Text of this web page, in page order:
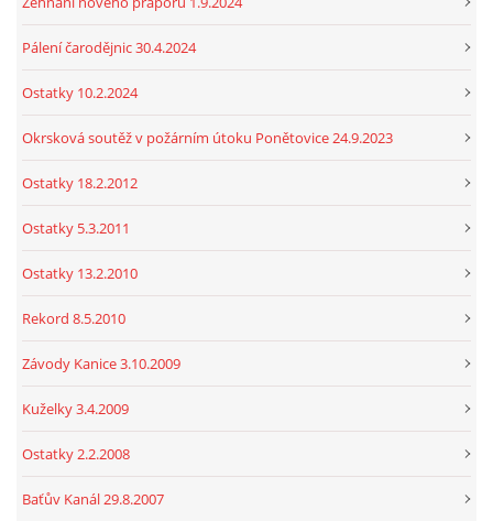
Pálení čarodějnic 30.4.2024
Ostatky 10.2.2024
Okrsková soutěž v požárním útoku Ponětovice 24.9.2023
Ostatky 18.2.2012
Ostatky 5.3.2011
Ostatky 13.2.2010
Rekord 8.5.2010
Závody Kanice 3.10.2009
Kuželky 3.4.2009
Ostatky 2.2.2008
Baťův Kanál 29.8.2007